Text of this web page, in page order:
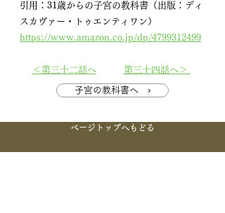
引用：31歳からの子宮の教科書（出版：ディ
スカヴァー・トゥエンティワン）
https://www.amazon.co.jp/dp/4799312499
＜第三十二話へ 第三十四話へ＞
子宮の教科書へ ›
ページトップへもどる